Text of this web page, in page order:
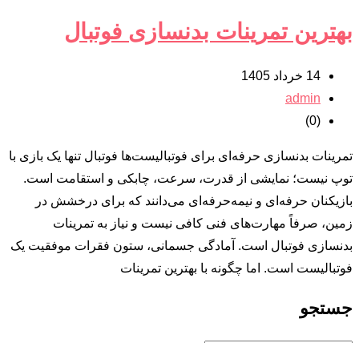
بهترین تمرینات بدنسازی فوتبال
14 خرداد 1405
admin
(0)
تمرینات بدنسازی حرفه‌ای برای فوتبالیست‌ها فوتبال تنها یک بازی با
توپ نیست؛ نمایشی از قدرت، سرعت، چابکی و استقامت است.
بازیکنان حرفه‌ای و نیمه‌حرفه‌ای می‌دانند که برای درخشش در
زمین، صرفاً مهارت‌های فنی کافی نیست و نیاز به تمرینات
بدنسازی فوتبال است. آمادگی جسمانی، ستون فقرات موفقیت یک
فوتبالیست است. اما چگونه با بهترین تمرینات
جستجو